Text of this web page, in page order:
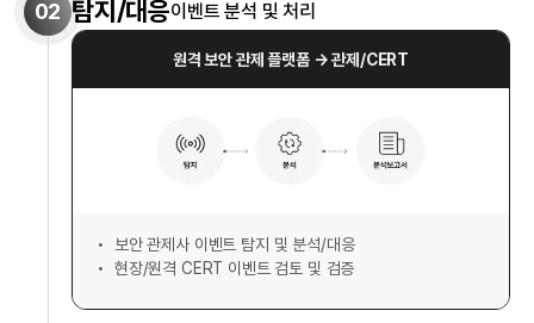
02 탐지/대응이벤트 분석 및 처리
원격 보안 관제 플랫폼 → 관제/CERT
보안 관제사 이벤트 탐지 및 분석/대응
현장/원격 CERT 이벤트 검토 및 검증